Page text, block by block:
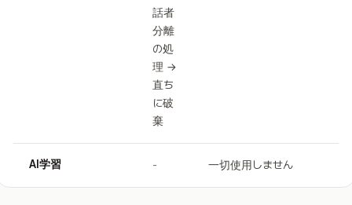
話者
分離
の処
理 →
直ち
に破
棄
AI学習 - 一切使用しません